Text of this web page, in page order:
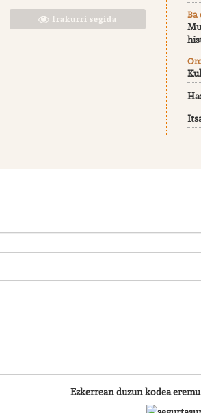
Irakurri segida Ba
Ezkerrean duzun kodea